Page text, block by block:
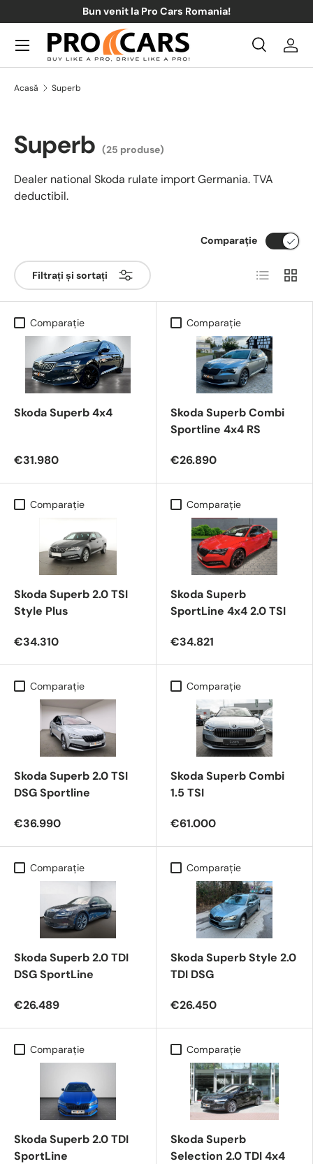
Sari la conținut
Bun venit la Pro Cars Romania!
Căutare
Căutare
Meniul
Acasă Superb
Superb (25 produse)
Dealer national Skoda rulate import Germania. TVA
deductibil.
Filtrați și sortați
Comparaţie
Listă Grilă
Comparaţie
Skoda Superb 4x4
€31.980
Comparaţie
Skoda Superb Combi
Sportline 4x4 RS
€26.890
Comparaţie
Skoda Superb 2.0 TSI
Style Plus
€34.310
Comparaţie
Skoda Superb
SportLine 4x4 2.0 TSI
€34.821
Comparaţie
Skoda Superb 2.0 TSI
DSG Sportline
€36.990
Comparaţie
Skoda Superb Combi
1.5 TSI
€61.000
Comparaţie
Skoda Superb 2.0 TDI
DSG SportLine
€26.489
Comparaţie
Skoda Superb Style 2.0
TDI DSG
€26.450
Comparaţie
Skoda Superb 2.0 TDI
SportLine
Comparaţie
Skoda Superb
Selection 2.0 TDI 4x4